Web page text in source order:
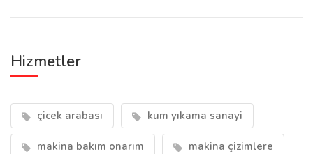
Hizmetler
çicek arabası kum yıkama sanayi
makina bakım onarım makina çizimlere